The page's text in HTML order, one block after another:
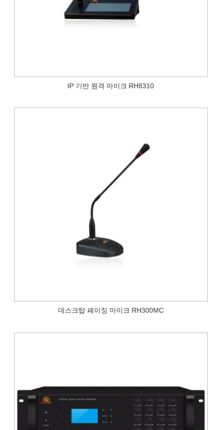
IP 기반 원격 마이크 RH8310
데스크탑 페이징 마이크 RH300MC